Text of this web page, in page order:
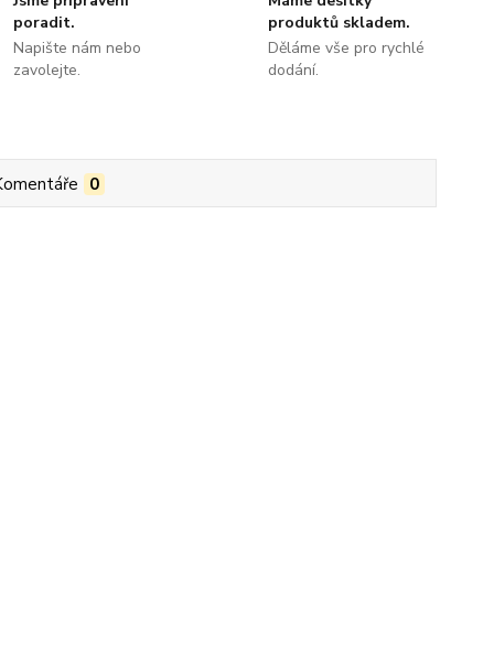
poradit.
Napište nám nebo
zavolejte.
produktů skladem.
Děláme vše pro rychlé
dodání.
0